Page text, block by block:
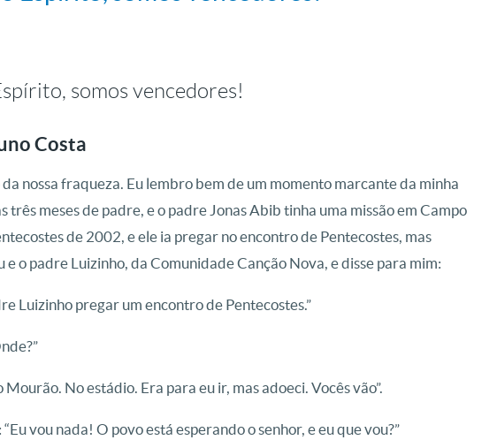
somos vencedores!
Costa
nossa fraqueza. Eu lembro bem de um momento marcante da minha
três meses de padre, e o padre Jonas Abib tinha uma missão em Campo
de 2002, e ele ia pregar no encontro de Pentecostes, mas
e o padre Luizinho, da Comunidade Canção Nova, e disse para mim:
Luizinho pregar um encontro de Pentecostes.”
Mourão. No estádio. Era para eu ir, mas adoeci. Vocês vão”.
vou nada! O povo está esperando o senhor, e eu que vou?”